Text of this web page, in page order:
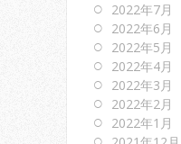
2022年7月
2022年6月
2022年5月
2022年4月
2022年3月
2022年2月
2022年1月